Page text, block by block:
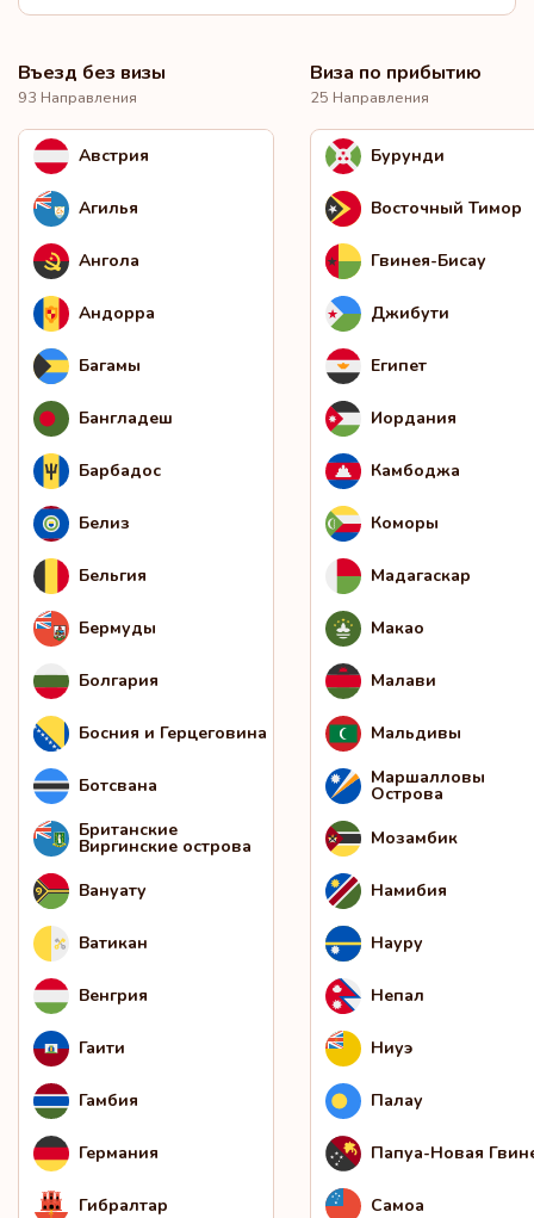
Въезд без визы
93 Направления
Австрия
Агилья
Ангола
Андорра
Багамы
Бангладеш
Барбадос
Белиз
Бельгия
Бермуды
Болгария
Босния и Герцеговина
Ботсвана
Британские
Виргинские острова
Вануату
Ватикан
Венгрия
Гаити
Гамбия
Германия
Гибралтар
Виза по прибытию
25 Направления
Бурунди
Восточный Тимор
Гвинея-Бисау
Джибути
Египет
Иордания
Камбоджа
Коморы
Мадагаскар
Макао
Малави
Мальдивы
Маршалловы
Острова
Мозамбик
Намибия
Науру
Непал
Ниуэ
Палау
Папуа-Новая
Самоа